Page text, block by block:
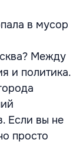
в мусор
Между
и политика.
Если вы не
просто